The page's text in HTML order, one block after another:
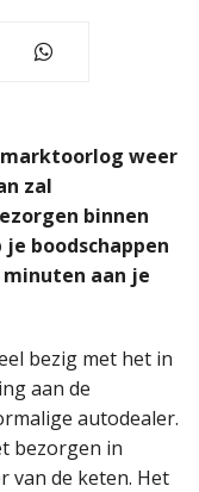
weer
zal
binnen
boodschappen
aan je
bezig met het in
aan de
autodealer.
bezorgen in
van de keten. Het